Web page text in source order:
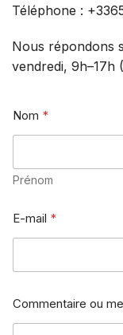
Téléphone :
Nous répondons
vendredi, 9h–17h
Nom *
Prénom
E-mail *
e
s
Commentaire ou